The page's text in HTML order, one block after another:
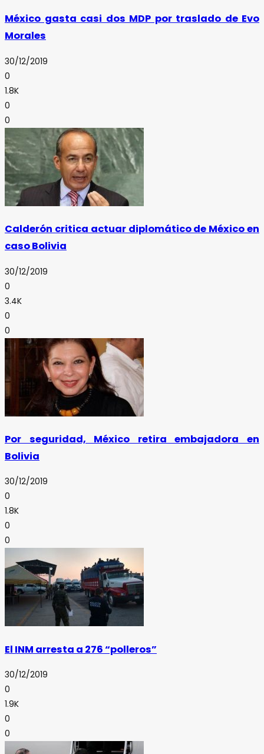
México gasta casi dos MDP por traslado de Evo
Morales
30/12/2019
0
1.8K
0
0
Calderón critica actuar diplomático de México en
caso Bolivia
30/12/2019
0
3.4K
0
0
Por seguridad, México retira embajadora en
Bolivia
30/12/2019
0
1.8K
0
0
El INM arresta a 276 “polleros”
30/12/2019
0
1.9K
0
0